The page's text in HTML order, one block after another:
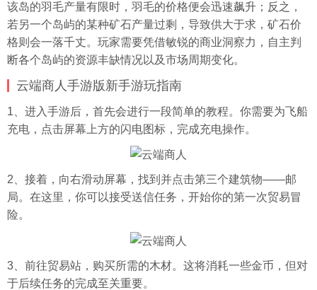
该岛的羽毛产量有限时，羽毛的价格便会迅速飙升；反之，
若另一个岛屿的某种矿石产量过剩，导致供大于求，矿石价
格则会一落千丈。玩家需要凭借敏锐的商业洞察力，自主判
断各个岛屿的资源丰缺情况以及市场周期变化。
云端商人手游版新手游玩指南
1、进入手游后，首先会进行一段简单的教程。你需要为飞船
充电，点击屏幕上方的闪电图标，完成充电操作。
2、接着，向右滑动屏幕，找到并点击第三个建筑物——邮
局。在这里，你可以接受送信任务，开始你的第一次贸易冒
险。
3、前往贸易站，购买所需的木材。这将消耗一些金币，但对
于后续任务的完成至关重要。